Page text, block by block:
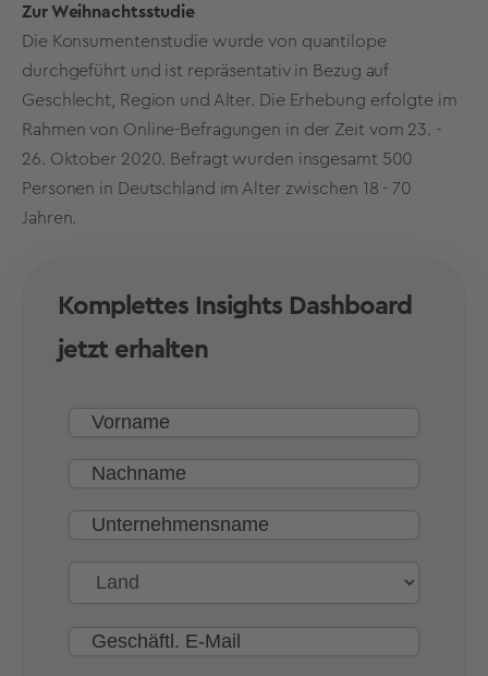
Zur Weihnachtsstudie
Die Konsumentenstudie wurde von quantilope
durchgeführt und ist repräsentativ in Bezug auf
Geschlecht, Region und Alter. Die Erhebung erfolgte im
Rahmen von Online-Befragungen in der Zeit vom 23. -
26. Oktober 2020. Befragt wurden insgesamt 500
Personen in Deutschland im Alter zwischen 18 - 70
Jahren.
Komplettes Insights Dashboard
jetzt erhalten